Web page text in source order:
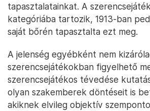
tapasztalatainkat. A
kategóriába tartozik, 1913-ban
saját bőrén tapasztalta ezt meg.
A jelenség egyébként nem
szerencsejátékokban figyelhető
szerencsejátékos tévedése
olyan szakemberek döntéseit is
akiknek elvileg objektív